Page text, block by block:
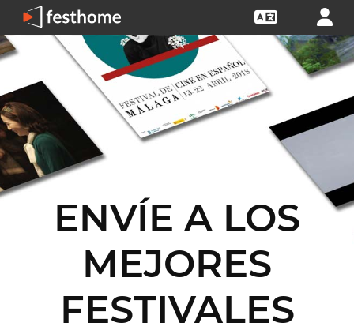
ENVÍE A LOS
MEJORES
FESTIVALES